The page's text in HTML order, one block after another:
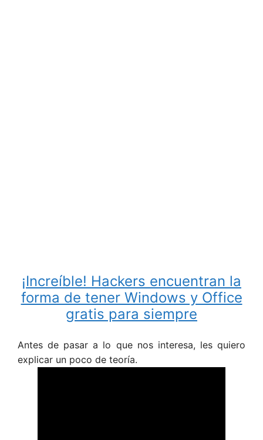
¡Increíble! Hackers encuentran la
forma de tener Windows y Office
gratis para siempre
Antes de pasar a lo que nos interesa, les quiero
explicar un poco de teoría.